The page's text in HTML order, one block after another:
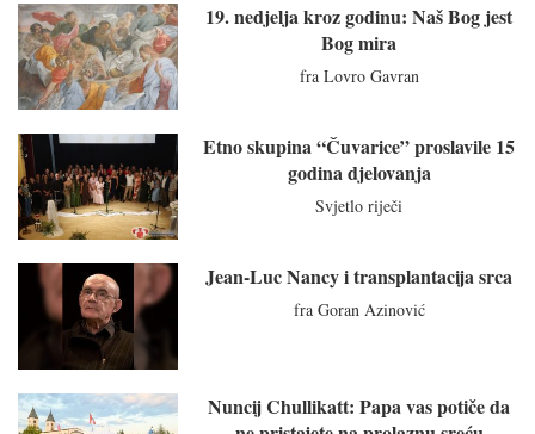
19. nedjelja kroz godinu: Naš Bog jest
Bog mira
fra Lovro Gavran
Etno skupina “Čuvarice” proslavile 15
godina djelovanja
Svjetlo riječi
Jean-Luc Nancy i transplantacija srca
fra Goran Azinović
Nuncij Chullikatt: Papa vas potiče da